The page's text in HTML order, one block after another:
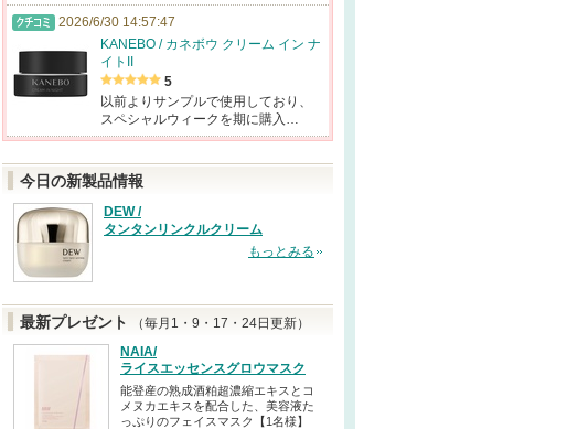
2026/6/30 14:57:47
KANEBO / カネボウ クリーム イン ナ
イトII
5
以前よりサンプルで使用しており、
スペシャルウィークを期に購入…
今日の新製品情報
DEW /
タンタンリンクルクリーム
もっとみる
最新プレゼント
（毎月1・9・17・24日更新）
NAIA/
ライスエッセンスグロウマスク
能登産の熟成酒粕超濃縮エキスとコ
メヌカエキスを配合した、美容液た
っぷりのフェイスマスク【1名様】